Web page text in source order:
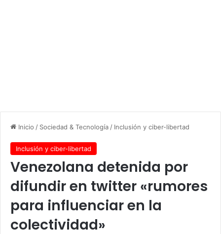
Inicio / Sociedad & Tecnología / Inclusión y ciber-libertad
Inclusión y ciber-libertad
Venezolana detenida por
difundir en twitter «rumores
para influenciar en la
colectividad»